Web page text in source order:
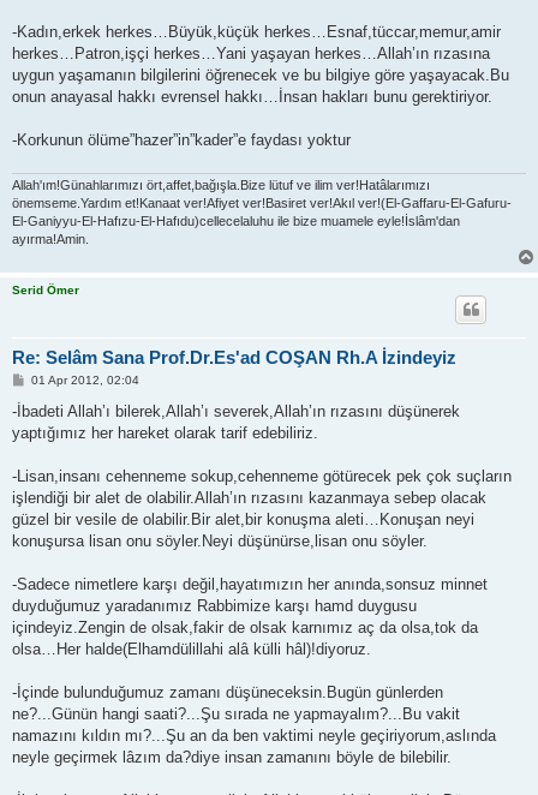
-Kadın,erkek herkes…Büyük,küçük herkes…Esnaf,tüccar,memur,amir
herkes…Patron,işçi herkes…Yani yaşayan herkes…Allah’ın rızasına
uygun yaşamanın bilgilerini öğrenecek ve bu bilgiye göre yaşayacak.Bu
onun anayasal hakkı evrensel hakkı…İnsan hakları bunu gerektiriyor.
-Korkunun ölüme”hazer”in”kader”e faydası yoktur
Allah'ım!Günahlarımızı ört,affet,bağışla.Bize lütuf ve ilim ver!Hatâlarımızı
önemseme.Yardım et!Kanaat ver!Afiyet ver!Basiret ver!Akıl ver!(El-Gaffaru-El-Gafuru-
El-Ganiyyu-El-Hafızu-El-Hafıdu)cellecelaluhu ile bize muamele eyle!İslâm'dan
ayırma!Amin.
Serid Ömer
Re: Selâm Sana Prof.Dr.Es'ad COŞAN Rh.A İzindeyiz
P
s
01 Apr 2012, 02:04
-İbadeti Allah’ı bilerek,Allah’ı severek,Allah’ın rızasını düşünerek
yaptığımız her hareket olarak tarif edebiliriz.
-Lisan,insanı cehenneme sokup,cehenneme götürecek pek çok suçların
işlendiği bir alet de olabilir.Allah’ın rızasını kazanmaya sebep olacak
güzel bir vesile de olabilir.Bir alet,bir konuşma aleti…Konuşan neyi
konuşursa lisan onu söyler.Neyi düşünürse,lisan onu söyler.
-Sadece nimetlere karşı değil,hayatımızın her anında,sonsuz minnet
duyduğumuz yaradanımız Rabbimize karşı hamd duygusu
içindeyiz.Zengin de olsak,fakir de olsak karnımız aç da olsa,tok da
olsa…Her halde(Elhamdülillahi alâ külli hâl)!diyoruz.
-İçinde bulunduğumuz zamanı düşüneceksin.Bugün günlerden
ne?...Günün hangi saati?...Şu sırada ne yapmayalım?...Bu vakit
namazını kıldın mı?...Şu an da ben vaktimi neyle geçiriyorum,aslında
neyle geçirmek lâzım da?diye insan zamanını böyle de bilebilir.